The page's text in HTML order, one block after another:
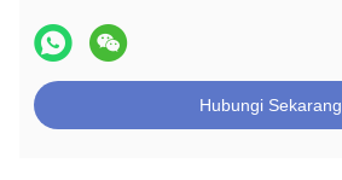
Hubungi Sekarang